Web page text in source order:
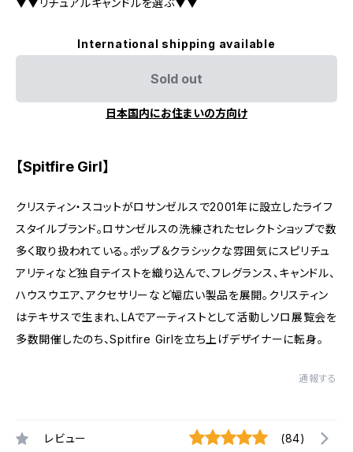
▼▼リチュアルキャンドルを選ぶ▼▼
International shipping available
Sold out
日本国内にお住まいの方向け
【Spitfire Girl】
クリスティン・スコットがロサンゼルスで2001年に設立したライフ
スタイルブランド。ロサンゼルスの洗練されたセレクトショップで数
多く取り扱われている。ポップ＆クラシックな雰囲気にスピリチュ
アリティなど独自テイストを織り込んで、フレグランス、キャンドル、
ハウスウエア、アクセサリーなど幅広い製品を展開。クリスティン
はテキサスで生まれ、LAでアーティストとして活動しソロ展覧会を
多数開催したのち、Spitfire Girlを立ち上げデザイナーに転身。
通報する
レビュー (84)